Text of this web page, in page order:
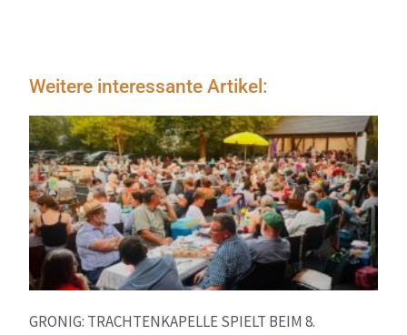
Weitere interessante Artikel:
GRONIG: TRACHTENKAPELLE SPIELT BEIM 8.